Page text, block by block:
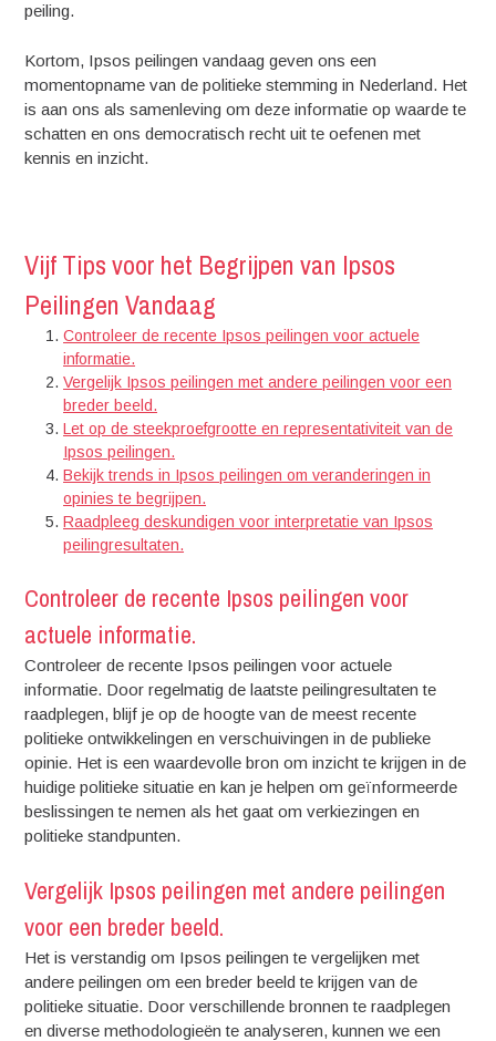
peiling.
Kortom, Ipsos peilingen vandaag geven ons een
momentopname van de politieke stemming in Nederland. Het
is aan ons als samenleving om deze informatie op waarde te
schatten en ons democratisch recht uit te oefenen met
kennis en inzicht.
Vijf Tips voor het Begrijpen van Ipsos
Peilingen Vandaag
Controleer de recente Ipsos peilingen voor actuele
informatie.
Vergelijk Ipsos peilingen met andere peilingen voor een
breder beeld.
Let op de steekproefgrootte en representativiteit van de
Ipsos peilingen.
Bekijk trends in Ipsos peilingen om veranderingen in
opinies te begrijpen.
Raadpleeg deskundigen voor interpretatie van Ipsos
peilingresultaten.
Controleer de recente Ipsos peilingen voor
actuele informatie.
Controleer de recente Ipsos peilingen voor actuele
informatie. Door regelmatig de laatste peilingresultaten te
raadplegen, blijf je op de hoogte van de meest recente
politieke ontwikkelingen en verschuivingen in de publieke
opinie. Het is een waardevolle bron om inzicht te krijgen in de
huidige politieke situatie en kan je helpen om geïnformeerde
beslissingen te nemen als het gaat om verkiezingen en
politieke standpunten.
Vergelijk Ipsos peilingen met andere peilingen
voor een breder beeld.
Het is verstandig om Ipsos peilingen te vergelijken met
andere peilingen om een breder beeld te krijgen van de
politieke situatie. Door verschillende bronnen te raadplegen
en diverse methodologieën te analyseren, kunnen we een